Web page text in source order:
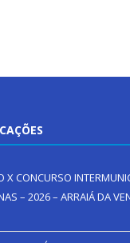
X CONCURSO
– 2026 – ARRAIÁ DA